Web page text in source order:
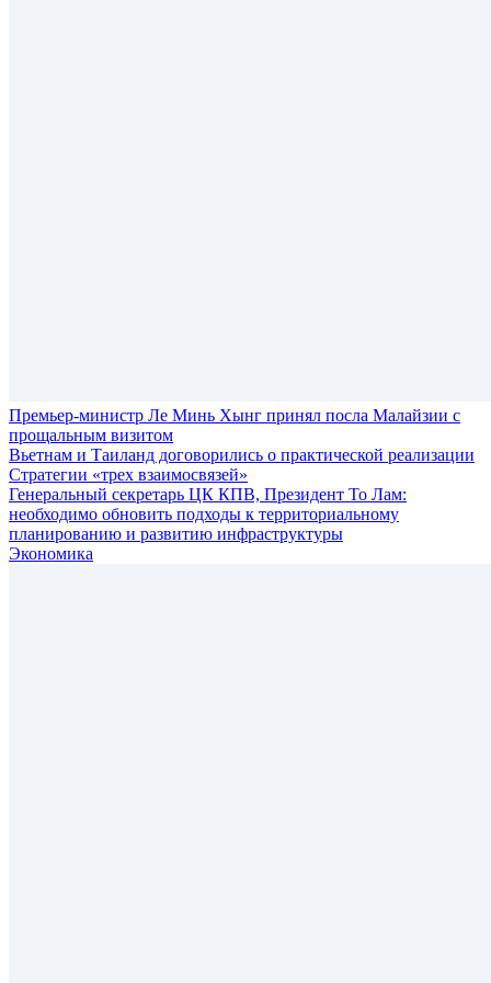
Премьер-министр Ле Минь Хынг принял посла Малайзии с
прощальным визитом
Вьетнам и Таиланд договорились о практической реализации
Стратегии «трех взаимосвязей»
Генеральный секретарь ЦК КПВ, Президент То Лам:
необходимо обновить подходы к территориальному
планированию и развитию инфраструктуры
Экономика